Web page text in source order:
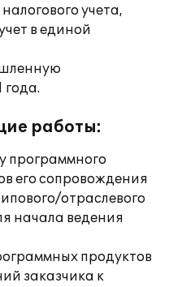
учета,
в единой
года.
работы:
программного
его сопровождения
отраслевого
начала ведения
продуктов
заказчика к